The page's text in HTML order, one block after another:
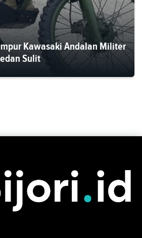
Kawasaki Andalan Militer
Sulit